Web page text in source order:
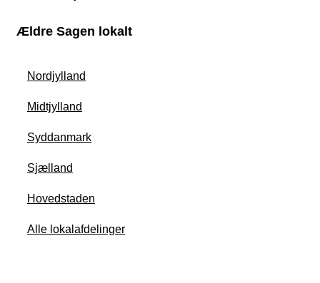
Ældre Sagen lokalt
Nordjylland
Midtjylland
Syddanmark
Sjælland
Hovedstaden
Alle lokalafdelinger